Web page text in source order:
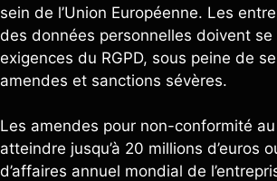
sein de l’Union Européenne. Les
des données personnelles doivent
exigences du RGPD, sous peine de
amendes et sanctions sévères.
Les amendes pour non-conformité
atteindre jusqu’à 20 millions d’euros
d’affaires annuel mondial de